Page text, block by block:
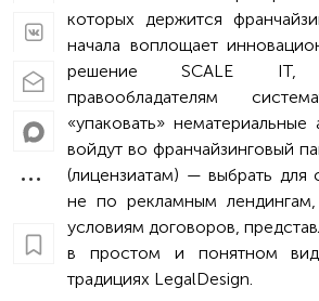
которых держится
начала воплощает
решение SCALE IT,
правообладателям
«упаковать» нематериальные
войдут во франчайзинговый
(лицензиатам) — выбрать для
не по рекламным
условиям договоров,
в простом и понятном
традициях LegalDesign.